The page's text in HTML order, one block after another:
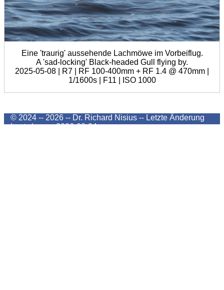
Eine 'traurig' aussehende Lachmöwe im Vorbeiflug.
A 'sad-locking' Black-headed Gull flying by.
2025-05-08 | R7 | RF 100-400mm + RF 1.4 @ 470mm |
1/1600s | F11 | ISO 1000
© 2024 -- 2026 -- Dr. Richard Nisius -- Letzte Änderung
Last change2026-08-04